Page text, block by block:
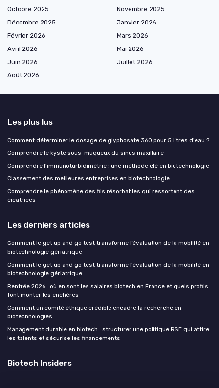
Octobre 2025
Novembre 2025
Décembre 2025
Janvier 2026
Février 2026
Mars 2026
Avril 2026
Mai 2026
Juin 2026
Juillet 2026
Août 2026
Les plus lus
Comment déterminer le dosage de glyphosate 360 pour 5 litres d'eau ?
Comprendre le kyste sous-muqueux du sinus maxillaire
Comprendre l'immunoturbidimétrie : une méthode clé en biotechnologie
Classement des meilleures entreprises en biotechnologie
Comprendre le phénomène des fils résorbables qui ressortent des
cicatrices
Les derniers articles
Comment le get up and go test transforme l’évaluation de la mobilité en
biotechnologie gériatrique
Comment le get up and go test transforme l’évaluation de la mobilité en
biotechnologie gériatrique
Rentrée 2026 : où en sont les salaires biotech en France et quels profils
font monter les enchères
Comment un comité éthique crédible encadre la recherche en
biotechnologies
Management durable en biotech : structurer une politique RSE qui attire
les talents et sécurise les financements
Biotech Insiders